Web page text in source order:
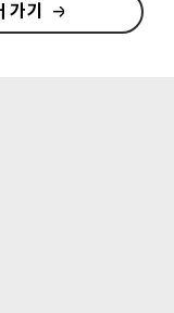
가기